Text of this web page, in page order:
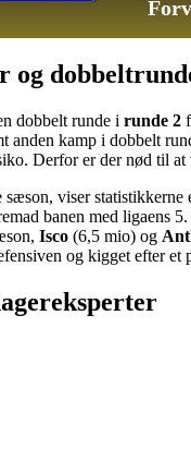
og
dobbelt runde i runde 2
anden kamp i dobbelt
Derfor er der nød til at
viser statistikkerne
banen med ligaens
Isco (6,5 mio) og
og kigget efter et